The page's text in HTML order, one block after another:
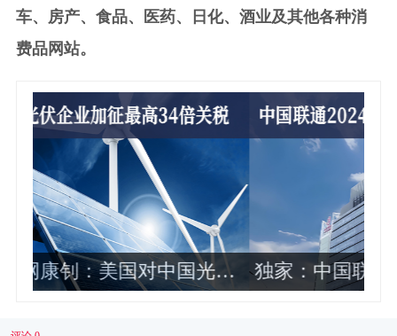
车、房产、食品、医药、日化、酒业及其他各种消
费品网站。
独家：中国联通2024年各省公司政企